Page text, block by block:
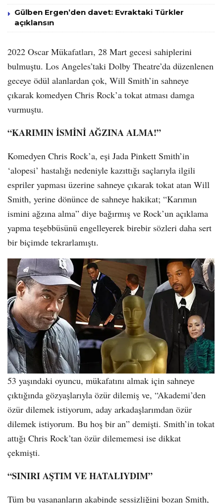
Gülben Ergen’den davet: Evraktaki Türkler
açıklansın
2022 Oscar Mükafatları, 28 Mart gecesi sahiplerini
bulmuştu. Los Angeles’taki Dolby Theatre’da düzenlenen
geceye ödül alanlardan çok, Will Smith’in sahneye
çıkarak komedyen Chris Rock’a tokat atması damga
vurmuştu.
“KARIMIN İSMİNİ AĞZINA ALMA!”
Komedyen Chris Rock’a, eşi Jada Pinkett Smith’in
‘alopesi’ hastalığı nedeniyle kazıttığı saçlarıyla ilgili
espriler yapması üzerine sahneye çıkarak tokat atan Will
Smith, yerine dönünce de sahneye hakikat; “Karımın
ismini ağzına alma” diye bağırmış ve Rock’un açıklama
yapma teşebbüsünü engelleyerek birebir sözleri daha sert
bir biçimde tekrarlamıştı.
53 yaşındaki oyuncu, mükafatını almak için sahneye
çıktığında gözyaşlarıyla özür dilemiş ve, “Akademi’den
özür dilemek istiyorum, aday arkadaşlarımdan özür
dilemek istiyorum. Bu hoş bir an” demişti. Smith’in tokat
attığı Chris Rock’tan özür dilememesi ise dikkat
çekmişti.
“SINIRI AŞTIM VE HATALIYDIM”
Tüm bu yaşananların akabinde sessizliğini bozan Smith,